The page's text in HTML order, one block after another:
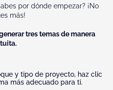
por dónde empezar? ¡No
más!
tres temas de manera
y tipo de proyecto, haz clic
más adecuado para ti.